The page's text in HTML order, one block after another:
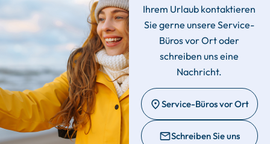
Ihrem Urlaub kontaktieren
Sie gerne unsere Service-
Büros vor Ort oder
schreiben uns eine
Nachricht.
Service-Büros vor Ort
Schreiben Sie uns